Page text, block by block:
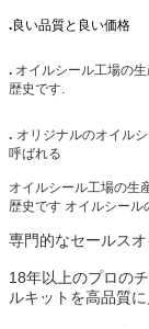
.良い品質と良い価格
. オイルシール工場の
歴史です.
. オリジナルのオイル
呼ばれる
オイルシール工場の生
歴史です オイルシール
専門的なセールス
18年以上のプロの
ルキットを高品質